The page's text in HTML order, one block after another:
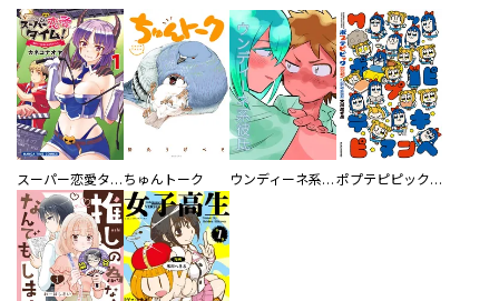
スーパー恋愛タイム！～現場でドＳな彼女は自宅でデレる～ ちゅんトーク ウンディーネ系彼氏 ポプテピピック SEASON EIGHT